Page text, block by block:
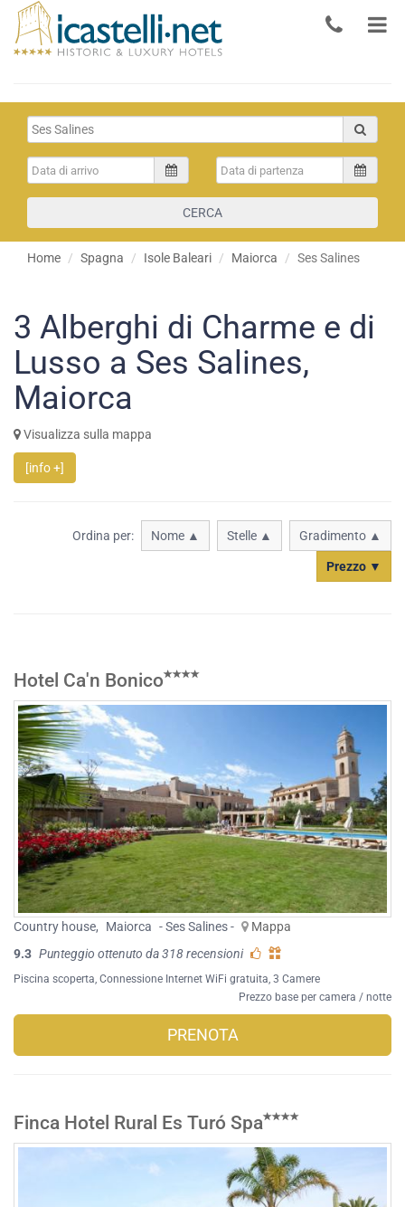
CERCA
Home Spagna Isole Baleari Maiorca Ses Salines
3 Alberghi di Charme e di
Lusso a Ses Salines,
Maiorca
Visualizza sulla mappa
[info +]
Ordina per: Nome ▲ Stelle ▲ Gradimento ▲
Prezzo ▼
Hotel Ca'n Bonico
Country house, Maiorca - Ses Salines -
Mappa
9.3 Punteggio ottenuto da 318 recensioni
Piscina scoperta Connessione Internet WiFi gratuita , 3 Camere
Prezzo base per camera / notte
PRENOTA
Finca Hotel Rural Es Turó Spa